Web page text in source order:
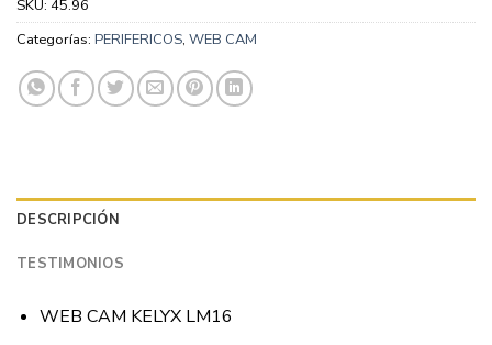
SKU: 45.96
Categorías: PERIFERICOS, WEB CAM
DESCRIPCIÓN
TESTIMONIOS
WEB CAM KELYX LM16